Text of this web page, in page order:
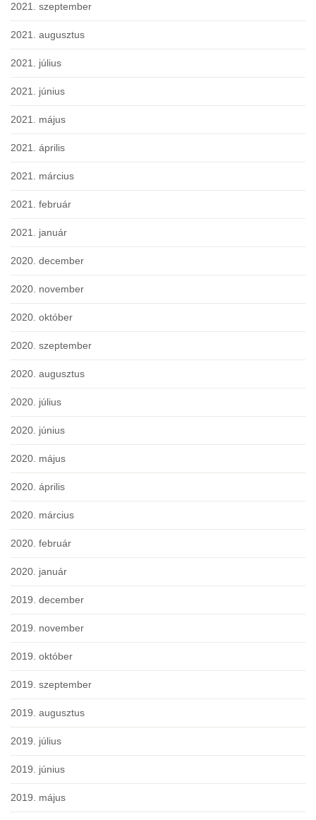
2021. szeptember
2021. augusztus
2021. július
2021. június
2021. május
2021. április
2021. március
2021. február
2021. január
2020. december
2020. november
2020. október
2020. szeptember
2020. augusztus
2020. július
2020. június
2020. május
2020. április
2020. március
2020. február
2020. január
2019. december
2019. november
2019. október
2019. szeptember
2019. augusztus
2019. július
2019. június
2019. május